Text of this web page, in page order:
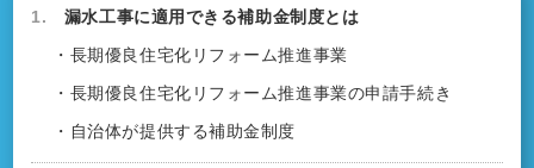
1. 漏水工事に適用できる補助金制度とは
・長期優良住宅化リフォーム推進事業
・長期優良住宅化リフォーム推進事業の申請手続き
・自治体が提供する補助金制度